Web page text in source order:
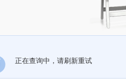
正在查询中，请刷新重试